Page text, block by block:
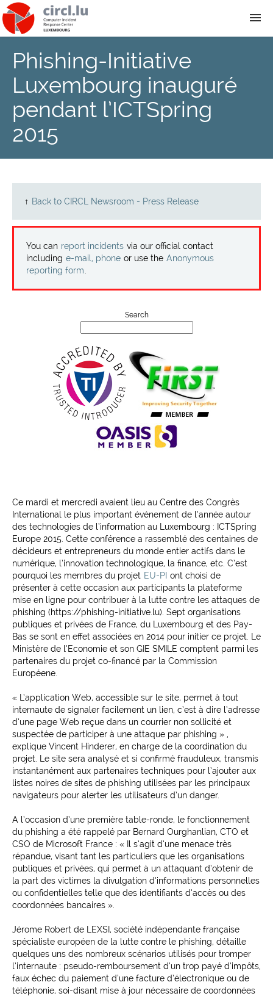
About
Team
News
Training
Projects
Phishing-Initiative
Luxembourg inauguré
pendant l’ICTSpring
2015
↑ Back to CIRCL Newsroom - Press Release
You can report incidents via our official contact
including e-mail, phone or use the Anonymous
reporting form
Search
Ce mardi et mercredi avaient lieu au Centre des Congrès
International le plus important événement de l’année autour
des technologies de l’information au Luxembourg : ICTSpring
Europe 2015. Cette conférence a rassemblé des centaines de
décideurs et entrepreneurs du monde entier actifs dans le
numérique, l’innovation technologique, la finance, etc. C’est
pourquoi les membres du projet EU-PI ont choisi de
présenter à cette occasion aux participants la plateforme
mise en ligne pour contribuer à la lutte contre les attaques de
phishing (https://phishing-initiative.lu). Sept organisations
publiques et privées de France, du Luxembourg et des Pay-
Bas se sont en effet associées en 2014 pour initier ce projet. Le
Ministère de l’Economie et son GIE SMILE comptent parmi les
partenaires du projet co-financé par la Commission
Européene.
« L’application Web, accessible sur le site, permet à tout
internaute de signaler facilement un lien, c’est à dire l’adresse
d’une page Web reçue dans un courrier non sollicité et
suspectée de participer à une attaque par phishing » ,
explique Vincent Hinderer, en charge de la coordination du
projet. Le site sera analysé et si confirmé frauduleux, transmis
instantanément aux partenaires techniques pour l’ajouter aux
listes noires de sites de phishing utilisées par les principaux
navigateurs pour alerter les utilisateurs d’un danger.
A l’occasion d’une première table-ronde, le fonctionnement
du phishing a été rappelé par Bernard Ourghanlian, CTO et
CSO de Microsoft France : « Il s’agit d’une menace très
répandue, visant tant les particuliers que les organisations
publiques et privées, qui permet à un attaquant d’obtenir de
la part des victimes la divulgation d’informations personnelles
ou confidentielles telle que des identifiants d’accès ou des
coordonnées bancaires ».
Jérome Robert de LEXSI, société indépendante française
spécialiste européen de la lutte contre le phishing, détaille
quelques uns des nombreux scénarios utilisés pour tromper
l’internaute : pseudo-remboursement d’un trop payé d’impôts,
faux échec du paiement d’une facture d’électronique ou de
téléphonie, soi-disant mise à jour nécessaire de coordonnées